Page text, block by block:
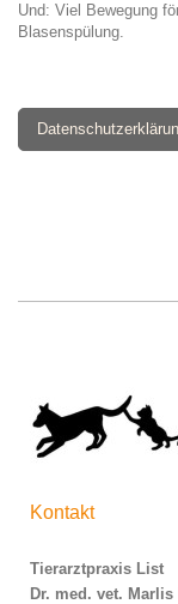
Und: Viel Bewegung
Blasenspülung.
Kontakt
Tierarztpraxis List
Dr. med. vet. Marlis